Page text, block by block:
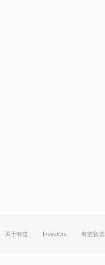
关于有道 Investors 有道智选